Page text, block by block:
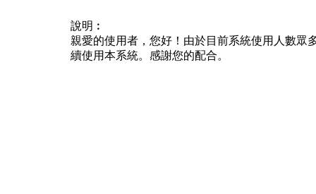
說明︰
親愛的使用者，您好！由於目前系統使用人數眾
續使用本系統。感謝您的配合。